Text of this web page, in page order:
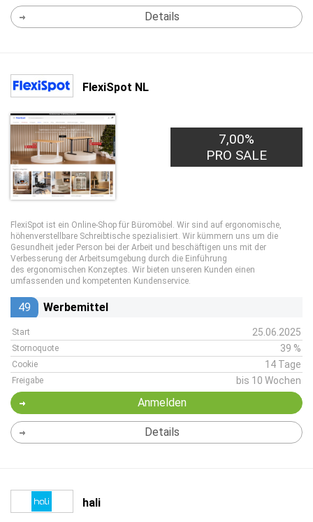
Details
FlexiSpot NL
7,00%
PRO SALE
FlexiSpot ist ein Online-Shop für Büromöbel. Wir sind auf ergonomische,
höhenverstellbare Schreibtische spezialisiert. Wir kümmern uns um die
Gesundheit jeder Person bei der Arbeit und beschäftigen uns mit der
Verbesserung der Arbeitsumgebung durch die Einführung
des ergonomischen Konzeptes. Wir bieten unseren Kunden einen
umfassenden und kompetenten Kundenservice.
49 Werbemittel
Start 25.06.2025
Stornoquote 39 %
Cookie 14 Tage
Freigabe bis 10 Wochen
Anmelden
Details
hali